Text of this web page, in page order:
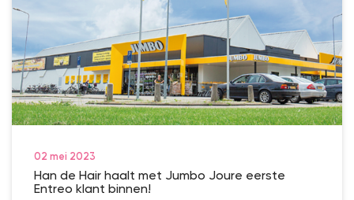
02 mei 2023
Han de Hair haalt met Jumbo Joure eerste
Entreo klant binnen!